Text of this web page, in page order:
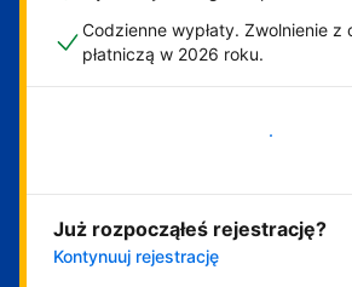
Codzienne wypłaty. Zwolnienie z
płatniczą w 2026 roku.
Zacznij już teraz
Już rozpocząłeś rejestrację?
Kontynuuj rejestrację